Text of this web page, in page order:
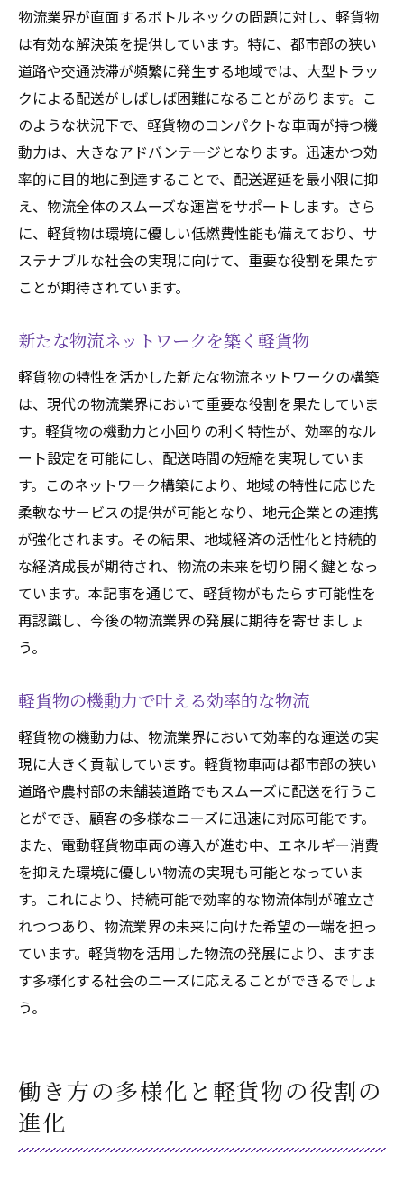
物流業界が直面するボトルネックの問題に対し、軽貨物
は有効な解決策を提供しています。特に、都市部の狭い
道路や交通渋滞が頻繁に発生する地域では、大型トラッ
クによる配送がしばしば困難になることがあります。こ
のような状況下で、軽貨物のコンパクトな車両が持つ機
動力は、大きなアドバンテージとなります。迅速かつ効
率的に目的地に到達することで、配送遅延を最小限に抑
え、物流全体のスムーズな運営をサポートします。さら
に、軽貨物は環境に優しい低燃費性能も備えており、サ
ステナブルな社会の実現に向けて、重要な役割を果たす
ことが期待されています。
新たな物流ネットワークを築く軽貨物
軽貨物の特性を活かした新たな物流ネットワークの構築
は、現代の物流業界において重要な役割を果たしていま
す。軽貨物の機動力と小回りの利く特性が、効率的なル
ート設定を可能にし、配送時間の短縮を実現していま
す。このネットワーク構築により、地域の特性に応じた
柔軟なサービスの提供が可能となり、地元企業との連携
が強化されます。その結果、地域経済の活性化と持続的
な経済成長が期待され、物流の未来を切り開く鍵となっ
ています。本記事を通じて、軽貨物がもたらす可能性を
再認識し、今後の物流業界の発展に期待を寄せましょ
う。
軽貨物の機動力で叶える効率的な物流
軽貨物の機動力は、物流業界において効率的な運送の実
現に大きく貢献しています。軽貨物車両は都市部の狭い
道路や農村部の未舗装道路でもスムーズに配送を行うこ
とができ、顧客の多様なニーズに迅速に対応可能です。
また、電動軽貨物車両の導入が進む中、エネルギー消費
を抑えた環境に優しい物流の実現も可能となっていま
す。これにより、持続可能で効率的な物流体制が確立さ
れつつあり、物流業界の未来に向けた希望の一端を担っ
ています。軽貨物を活用した物流の発展により、ますま
す多様化する社会のニーズに応えることができるでしょ
う。
働き方の多様化と軽貨物の役割の
進化